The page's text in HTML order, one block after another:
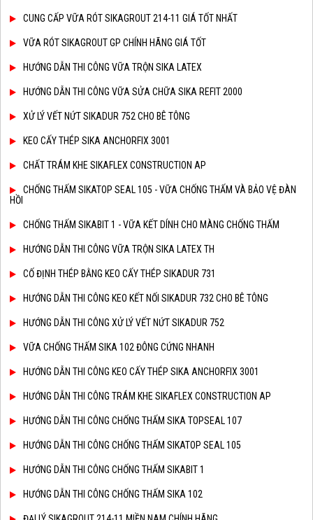
CUNG CẤP VỮA RÓT SIKAGROUT 214-11 GIÁ TỐT NHẤT
VỮA RÓT SIKAGROUT GP CHÍNH HÃNG GIÁ TỐT
HƯỚNG DẪN THI CÔNG VỮA TRỘN SIKA LATEX
HƯỚNG DẪN THI CÔNG VỮA SỬA CHỮA SIKA REFIT 2000
XỬ LÝ VẾT NỨT SIKADUR 752 CHO BÊ TÔNG
KEO CẤY THÉP SIKA ANCHORFIX 3001
CHẤT TRÁM KHE SIKAFLEX CONSTRUCTION AP
CHỐNG THẤM SIKATOP SEAL 105 - VỮA CHỐNG THẤM VÀ BẢO VỆ ĐÀN
HỒI
CHỐNG THẤM SIKABIT 1 - VỮA KẾT DÍNH CHO MÀNG CHỐNG THẤM
HƯỚNG DẪN THI CÔNG VỮA TRỘN SIKA LATEX TH
CỐ ĐỊNH THÉP BẰNG KEO CẤY THÉP SIKADUR 731
HƯỚNG DẪN THI CÔNG KEO KẾT NỐI SIKADUR 732 CHO BÊ TÔNG
HƯỚNG DẪN THI CÔNG XỬ LÝ VẾT NỨT SIKADUR 752
VỮA CHỐNG THẤM SIKA 102 ĐÔNG CỨNG NHANH
HƯỚNG DẪN THI CÔNG KEO CẤY THÉP SIKA ANCHORFIX 3001
HƯỚNG DẪN THI CÔNG TRÁM KHE SIKAFLEX CONSTRUCTION AP
HƯỚNG DẪN THI CÔNG CHỐNG THẤM SIKA TOPSEAL 107
HƯỚNG DẪN THI CÔNG CHỐNG THẤM SIKATOP SEAL 105
HƯỚNG DẪN THI CÔNG CHỐNG THẤM SIKABIT 1
HƯỚNG DẪN THI CÔNG CHỐNG THẤM SIKA 102